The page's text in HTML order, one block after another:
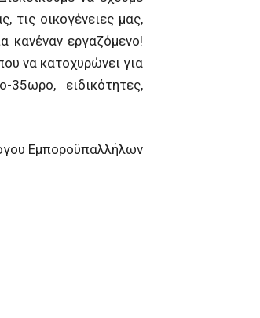
τις οικογένειες μας,
κανέναν εργαζόμενο!
να κατοχυρώνει για
ειδικότητες,
Εμποροϋπαλλήλων